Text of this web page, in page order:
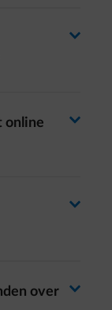
arrow-right
online
arrow-right
arrow-right
over
arrow-right